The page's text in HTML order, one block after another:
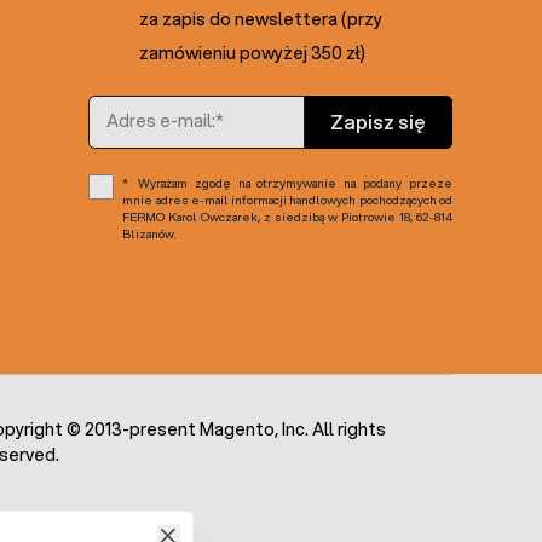
za zapis do newslettera (przy
zamówieniu powyżej 350 zł)
Adres e-mail
Zapisz się
Wyrażam zgodę na otrzymywanie na podany przeze
mnie adres e-mail informacji handlowych pochodzących od
FERMO Karol Owczarek, z siedzibą w Piotrowie 18, 62-814
Blizanów.
© 2013-present Magento, Inc. All rights